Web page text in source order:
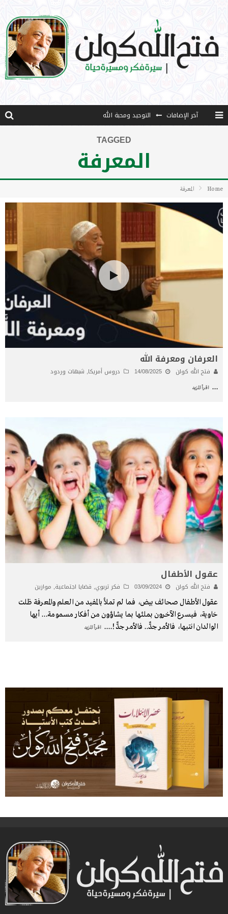
آخر الإضافات
التوحيد ومحبة الله
منهج قراءة جديدة
الشروق
TAGGED
المعرفة
Home المعرفة
العرفان ومعرفة الله
فتح الله كولن 14/08/2025 دروس أمريكا, شبهات وردود
... اقرأ المزيد
عقول الأطفال
فتح الله كولن 03/09/2024 فكر تربوي, قضايا اجتماعية, موازين
عقول الأطفال صحائف بيض، فما لم تملأ بالمفيد من العلم والمعرفة ظلت
خاوية، فيسرع الآخرون بملئها بما يشاؤون من أفكار مسمومة… أيها
الوالدان انتبها، فالأمر جدٌّ.. فالأمر جدٌّ !.... اقرأ المزيد